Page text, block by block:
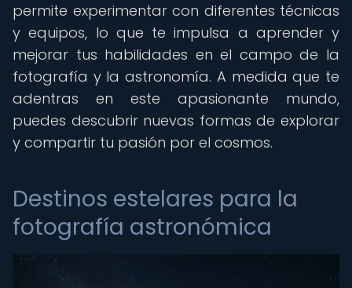
permite experimentar con diferentes técnicas
y equipos, lo que te impulsa a aprender y
mejorar tus habilidades en el campo de la
fotografía y la astronomía. A medida que te
adentras en este apasionante mundo,
puedes descubrir nuevas formas de explorar
y compartir tu pasión por el cosmos.
Destinos estelares para la
fotografía astronómica